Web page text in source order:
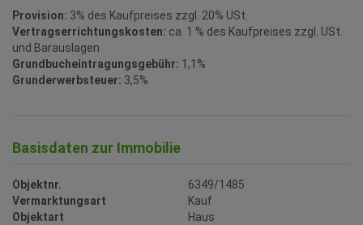
Provision: 3% des Kaufpreises zzgl. 20% USt.
Vertragserrichtungskosten: ca. 1 % des Kaufpreises zzgl. USt.
und Barauslagen
Grundbucheintragungsgebühr: 1,1%
Grunderwerbsteuer: 3,5%
Basisdaten zur Immobilie
Objektnr.
6349/1485
Vermarktungsart
Kauf
Objektart
Haus